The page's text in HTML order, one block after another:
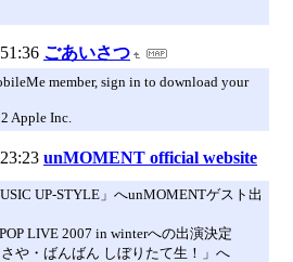
ごあいさつ
member, sign in to download your
Apple Inc.
unMOMENT official website
UP-STYLE」へunMOMENTゲスト出
LIVE 2007 in winterへの出演決定
や・ばんばん しぼりたて生！」へ